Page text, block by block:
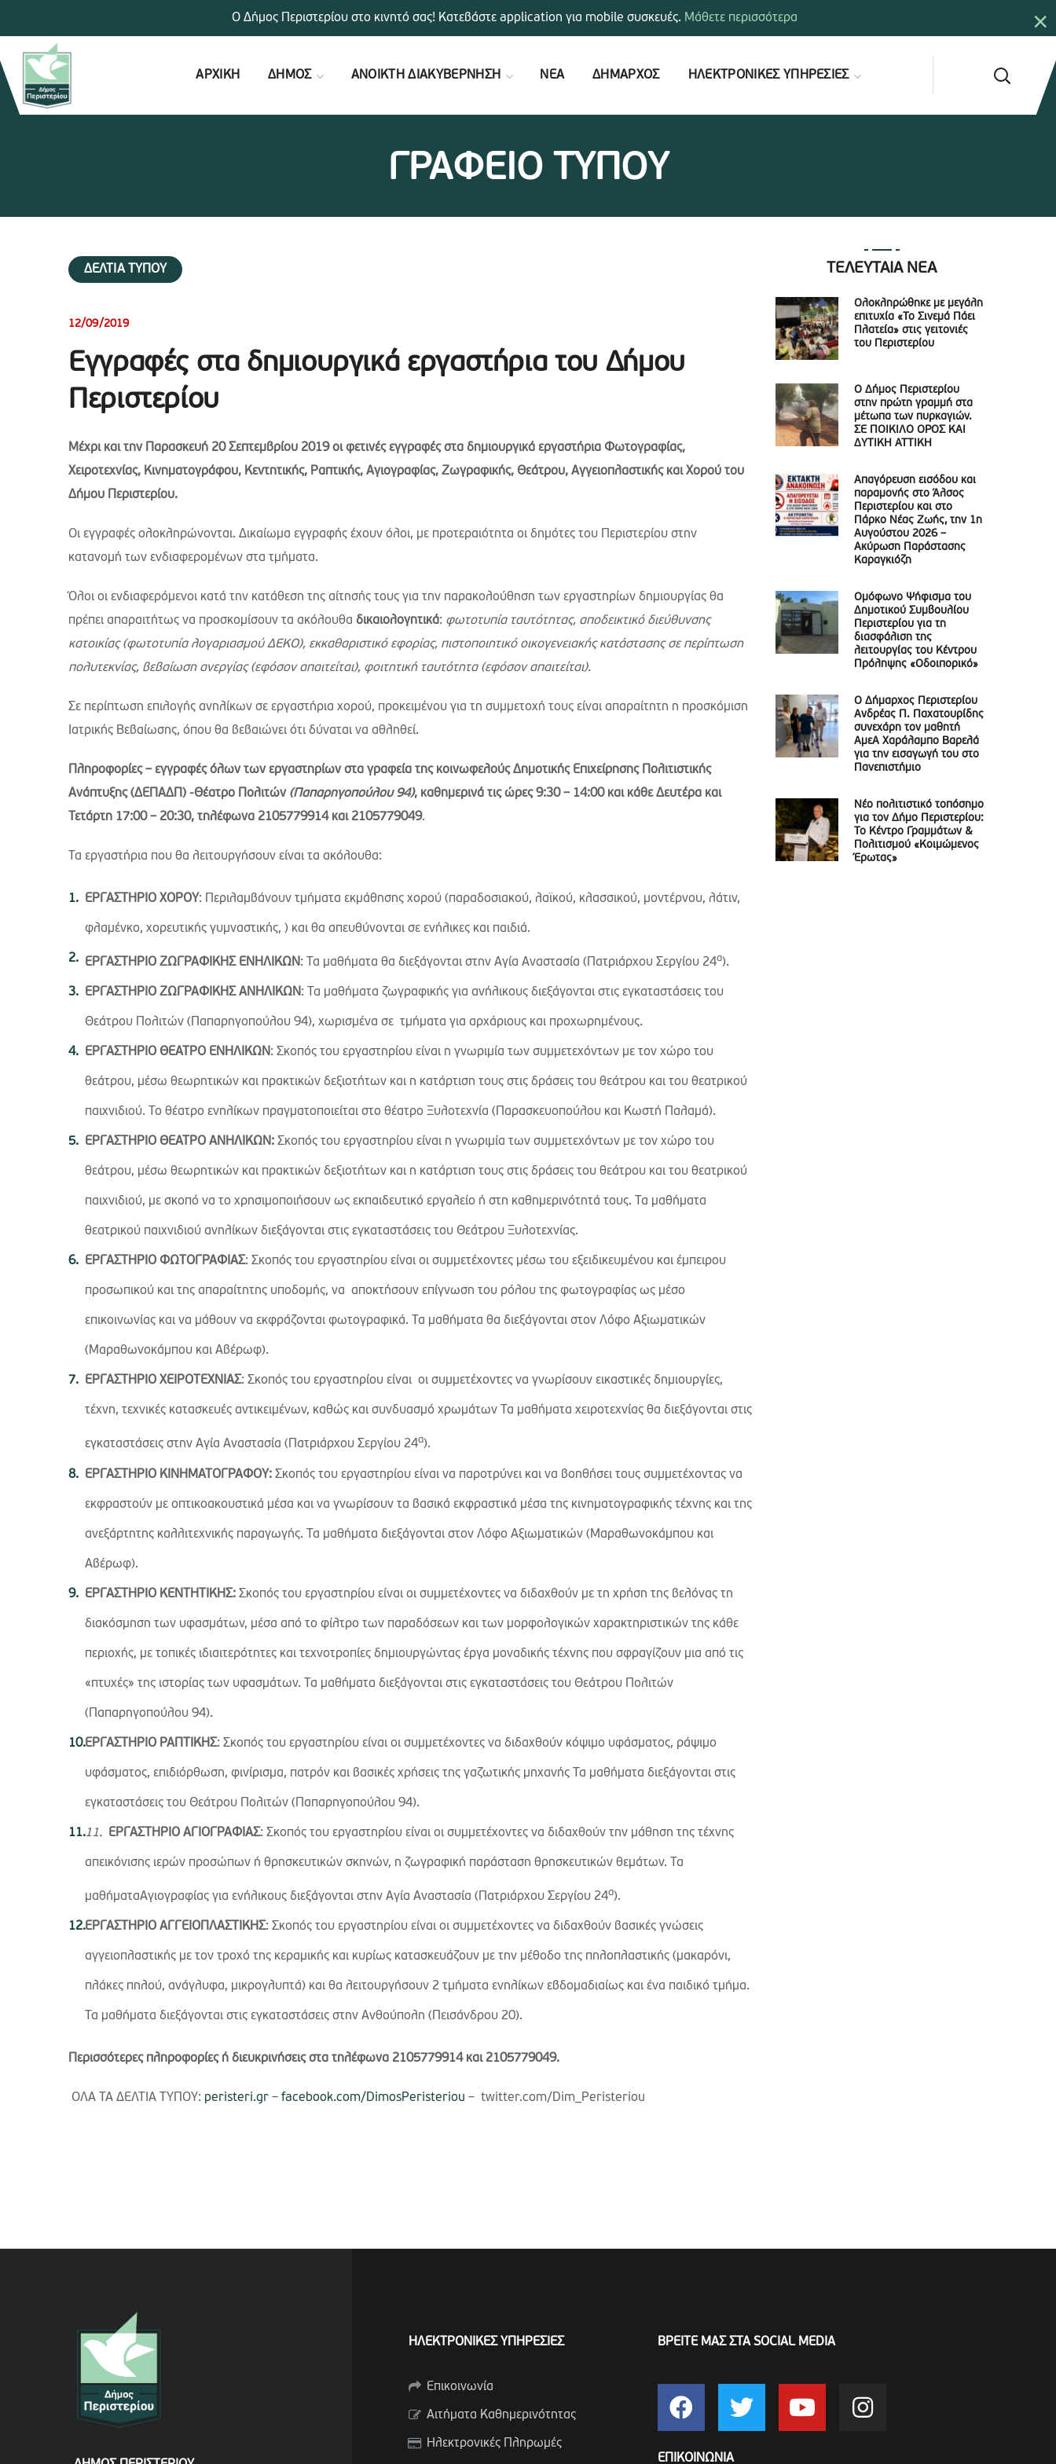
ΑΡΧΙΚΗ ΔΗΜΟΣ ΑΝΟΙΚΤΗ ΔΙΑΚΥΒΕΡΝΗΣΗ ΝΕΑ ΔΗΜΑΡΧΟΣ ΗΛΕΚΤΡΟΝΙΚΕΣ ΥΠΗΡΕΣΙΕΣ
ΓΡΑΦΕΙΟ ΤΥΠΟΥ
ΔΕΛΤΙΑ ΤΥΠΟΥ
12/09/2019
Εγγραφές στα δημιουργικά εργαστήρια του Δήμου
Περιστερίου
Μέχρι και την Παρασκευή 20 Σεπτεμβρίου 2019 οι φετινές εγγραφές στα δημιουργικά εργαστήρια Φωτογραφίας,
Χειροτεχνίας, Κινηματογράφου, Κεντητικής, Ραπτικής, Αγιογραφίας, Ζωγραφικής, Θεάτρου, Αγγειοπλαστικής και Χορού του
Δήμου Περιστερίου.
Οι εγγραφές ολοκληρώνονται. Δικαίωμα εγγραφής έχουν όλοι, με προτεραιότητα οι δημότες του Περιστερίου στην
κατανομή των ενδιαφερομένων στα τμήματα.
Όλοι οι ενδιαφερόμενοι κατά την κατάθεση της αίτησής τους για την παρακολούθηση των εργαστηρίων δημιουργίας θα
πρέπει απαραιτήτως να προσκομίσουν τα ακόλουθα δικαιολογητικά: φωτοτυπία ταυτότητας, αποδεικτικό διεύθυνσης
κατοικίας (φωτοτυπία λογαριασμού ΔΕΚΟ), εκκαθαριστικό εφορίας, πιστοποιητικό οικογενειακής κατάστασης σε περίπτωση
πολυτεκνίας, βεβαίωση ανεργίας (εφόσον απαιτείται), φοιτητική ταυτότητα (εφόσον απαιτείται).
Σε περίπτωση επιλογής ανηλίκων σε εργαστήρια χορού, προκειμένου για τη συμμετοχή τους είναι απαραίτητη η προσκόμιση
Ιατρικής Βεβαίωσης, όπου θα βεβαιώνει ότι δύναται να αθληθεί.
Πληροφορίες – εγγραφές όλων των εργαστηρίων στα γραφεία της κοινωφελούς Δημοτικής Επιχείρησης Πολιτιστικής
Ανάπτυξης (ΔΕΠΑΔΠ) -Θέατρο Πολιτών(Παπαρηγοπούλου 94), καθημερινά τις ώρες 9:30 – 14:00 και κάθε Δευτέρα και
Τετάρτη 17:00 – 20:30, τηλέφωνα 2105779914 και 2105779049.
Τα εργαστήρια που θα λειτουργήσουν είναι τα ακόλουθα:
ΕΡΓΑΣΤΗΡΙΟ ΧΟΡΟΥ: Περιλαμβάνουν τμήματα εκμάθησης χορού (παραδοσιακού, λαϊκού, κλασσικού, μοντέρνου, λάτιν,
φλαμένκο, χορευτικής γυμναστικής, ) και θα απευθύνονται σε ενήλικες και παιδιά.
ΕΡΓΑΣΤΗΡΙΟ ΖΩΓΡΑΦΙΚΗΣ ΕΝΗΛΙΚΩΝ: Τα μαθήματα θα διεξάγονται στην Αγία Αναστασία (Πατριάρχου Σεργίου 24α).
ΕΡΓΑΣΤΗΡΙΟ ΖΩΓΡΑΦΙΚΗΣ ΑΝΗΛΙΚΩΝ: Τα μαθήματα ζωγραφικής για ανήλικους διεξάγονται στις εγκαταστάσεις του
Θεάτρου Πολιτών (Παπαρηγοπούλου 94), χωρισμένα σε τμήματα για αρχάριους και προχωρημένους.
ΕΡΓΑΣΤΗΡΙΟ ΘΕΑΤΡΟ ΕΝΗΛΙΚΩΝ: Σκοπός του εργαστηρίου είναι η γνωριμία των συμμετεχόντων με τον χώρο του
θεάτρου, μέσω θεωρητικών και πρακτικών δεξιοτήτων και η κατάρτιση τους στις δράσεις του θεάτρου και του θεατρικού
παιχνιδιού. Το θέατρο ενηλίκων πραγματοποιείται στο θέατρο Ξυλοτεχνία (Παρασκευοπούλου και Κωστή Παλαμά).
ΕΡΓΑΣΤΗΡΙΟ ΘΕΑΤΡΟ ΑΝΗΛΙΚΩΝ: Σκοπός του εργαστηρίου είναι η γνωριμία των συμμετεχόντων με τον χώρο του
θεάτρου, μέσω θεωρητικών και πρακτικών δεξιοτήτων και η κατάρτιση τους στις δράσεις του θεάτρου και του θεατρικού
παιχνιδιού, με σκοπό να το χρησιμοποιήσουν ως εκπαιδευτικό εργαλείο ή στη καθημερινότητά τους. Τα μαθήματα
θεατρικού παιχνιδιού ανηλίκων διεξάγονται στις εγκαταστάσεις του Θεάτρου Ξυλοτεχνίας.
ΕΡΓΑΣΤΗΡΙΟ ΦΩΤΟΓΡΑΦΙΑΣ: Σκοπός του εργαστηρίου είναι οι συμμετέχοντες μέσω του εξειδικευμένου και έμπειρου
προσωπικού και της απαραίτητης υποδομής, να αποκτήσουν επίγνωση του ρόλου της φωτογραφίας ως μέσο
επικοινωνίας και να μάθουν να εκφράζονται φωτογραφικά. Τα μαθήματα θα διεξάγονται στον Λόφο Αξιωματικών
(Μαραθωνοκάμπου και Αβέρωφ).
ΕΡΓΑΣΤΗΡΙΟ ΧΕΙΡΟΤΕΧΝΙΑΣ: Σκοπός του εργαστηρίου είναι οι συμμετέχοντες να γνωρίσουν εικαστικές δημιουργίες,
τέχνη, τεχνικές κατασκευές αντικειμένων, καθώς και συνδυασμό χρωμάτων Τα μαθήματα χειροτεχνίας θα διεξάγονται στις
εγκαταστάσεις στην Αγία Αναστασία (Πατριάρχου Σεργίου 24α).
ΕΡΓΑΣΤΗΡΙΟ ΚΙΝΗΜΑΤΟΓΡΑΦΟΥ: Σκοπός του εργαστηρίου είναι να παροτρύνει και να βοηθήσει τους συμμετέχοντας να
εκφραστούν με οπτικοακουστικά μέσα και να γνωρίσουν τα βασικά εκφραστικά μέσα της κινηματογραφικής τέχνης και της
ανεξάρτητης καλλιτεχνικής παραγωγής. Τα μαθήματα διεξάγονται στον Λόφο Αξιωματικών (Μαραθωνοκάμπου και
Αβέρωφ).
ΕΡΓΑΣΤΗΡΙΟ ΚΕΝΤΗΤΙΚΗΣ: Σκοπός του εργαστηρίου είναι οι συμμετέχοντες να διδαχθούν με τη χρήση της βελόνας τη
διακόσμηση των υφασμάτων, μέσα από το φίλτρο των παραδόσεων και των μορφολογικών χαρακτηριστικών της κάθε
περιοχής, με τοπικές ιδιαιτερότητες και τεχνοτροπίες δημιουργώντας έργα μοναδικής τέχνης που σφραγίζουν μια από τις
«πτυχές» της ιστορίας των υφασμάτων. Τα μαθήματα διεξάγονται στις εγκαταστάσεις του Θεάτρου Πολιτών
(Παπαρηγοπούλου 94).
ΕΡΓΑΣΤΗΡΙΟ ΡΑΠΤΙΚΗΣ: Σκοπός του εργαστηρίου είναι οι συμμετέχοντες να διδαχθούν κόψιμο υφάσματος, ράψιμο
υφάσματος, επιδιόρθωση, φινίρισμα, πατρόν και βασικές χρήσεις της γαζωτικής μηχανής Τα μαθήματα διεξάγονται στις
εγκαταστάσεις του Θεάτρου Πολιτών (Παπαρηγοπούλου 94).
11. ΕΡΓΑΣΤΗΡΙΟ ΑΓΙΟΓΡΑΦΙΑΣ: Σκοπός του εργαστηρίου είναι οι συμμετέχοντες να διδαχθούν την μάθηση της τέχνης
απεικόνισης ιερών προσώπων ή θρησκευτικών σκηνών, η ζωγραφική παράσταση θρησκευτικών θεμάτων. Τα
μαθήματαΑγιογραφίας για ενήλικους διεξάγονται στην Αγία Αναστασία (Πατριάρχου Σεργίου 24α).
ΕΡΓΑΣΤΗΡΙΟ ΑΓΓΕΙΟΠΛΑΣΤΙΚΗΣ: Σκοπός του εργαστηρίου είναι οι συμμετέχοντες να διδαχθούν βασικές γνώσεις
αγγειοπλαστικής με τον τροχό της κεραμικής και κυρίως κατασκευάζουν με την μέθοδο της πηλοπλαστικής (μακαρόνι,
πλάκες πηλού, ανάγλυφα, μικρογλυπτά) και θα λειτουργήσουν 2 τμήματα ενηλίκων εβδομαδιαίως και ένα παιδικό τμήμα.
Τα μαθήματα διεξάγονται στις εγκαταστάσεις στην Ανθούπολη (Πεισάνδρου 20).
Περισσότερες πληροφορίες ή διευκρινήσεις στα τηλέφωνα 2105779914 και 2105779049.
ΟΛΑ ΤΑ ΔΕΛΤΙΑ ΤΥΠΟΥ: peristeri.gr – facebook.com/DimosPeristeriou – twitter.com/Dim_Peristeriou
ΤΕΛΕΥΤΑΙΑ ΝΕΑ
Ολοκληρώθηκε με μεγάλη
επιτυχία «Το Σινεμά Πάει
Πλατεία» στις γειτονιές
του Περιστερίου
Ο Δήμος Περιστερίου
στην πρώτη γραμμή στα
μέτωπα των πυρκαγιών.
ΣΕ ΠΟΙΚΙΛΟ ΟΡΟΣ ΚΑΙ
ΔΥΤΙΚΗ ΑΤΤΙΚΗ
Απαγόρευση εισόδου και
παραμονής στο Άλσος
Περιστερίου και στο
Πάρκο Νέας Ζωής, την 1η
Αυγούστου 2026 –
Ακύρωση Παράστασης
Καραγκιόζη
Ομόφωνο Ψήφισμα του
Δημοτικού Συμβουλίου
Περιστερίου για τη
διασφάλιση της
λειτουργίας του Κέντρου
Πρόληψης «Οδοιπορικό»
Ο Δήμαρχος Περιστερίου
Ανδρέας Π. Παχατουρίδης
συνεχάρη τον μαθητή
ΑμεΑ Χαράλαμπο Βαρελά
για την εισαγωγή του στο
Πανεπιστήμιο
Νέο πολιτιστικό τοπόσημο
για τον Δήμο Περιστερίου:
Το Κέντρο Γραμμάτων &
Πολιτισμού «Κοιμώμενος
Έρωτας»
ΗΛΕΚΤΡΟΝΙΚΕΣ ΥΠΗΡΕΣΙΕΣ
Επικοινωνία
Αιτήματα Καθημερινότητας
Ηλεκτρονικές Πληρωμές
ΒΡΕΙΤΕ ΜΑΣ ΣΤΑ SOCIAL MEDIA
ΕΠΙΚΟΙΝΩΝΙΑ
×
Ο Δήμος Περιστερίου στο κινητό σας! Κατεβάστε application για mobile συσκευές. Μάθετε περισσότερα